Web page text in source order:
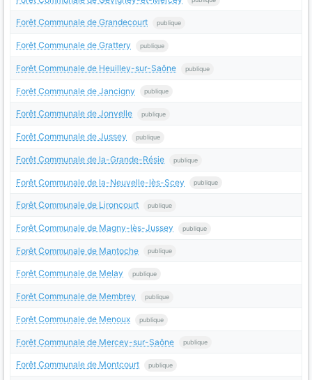
Forêt Communale de Grandecourt publique
Forêt Communale de Grattery publique
Forêt Communale de Heuilley-sur-Saône publique
Forêt Communale de Jancigny publique
Forêt Communale de Jonvelle publique
Forêt Communale de Jussey publique
Forêt Communale de la-Grande-Résie publique
Forêt Communale de la-Neuvelle-lès-Scey publique
Forêt Communale de Lironcourt publique
Forêt Communale de Magny-lès-Jussey publique
Forêt Communale de Mantoche publique
Forêt Communale de Melay publique
Forêt Communale de Membrey publique
Forêt Communale de Menoux publique
Forêt Communale de Mercey-sur-Saône publique
Forêt Communale de Montcourt publique